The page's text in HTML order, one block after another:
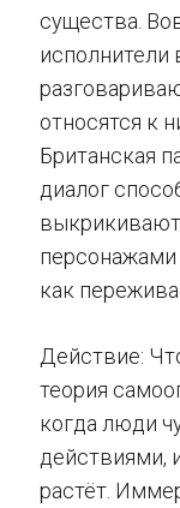
существа.
относятся к
Британская
диалог
как
Действие:
теория
когда люди
действиями,
растёт.